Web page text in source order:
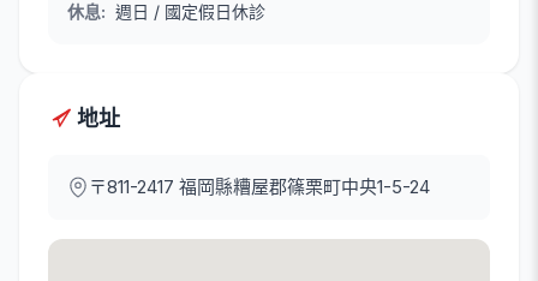
休息: 週日 / 國定假日休診
地址
〒811-2417 福岡縣糟屋郡篠栗町中央1-5-24